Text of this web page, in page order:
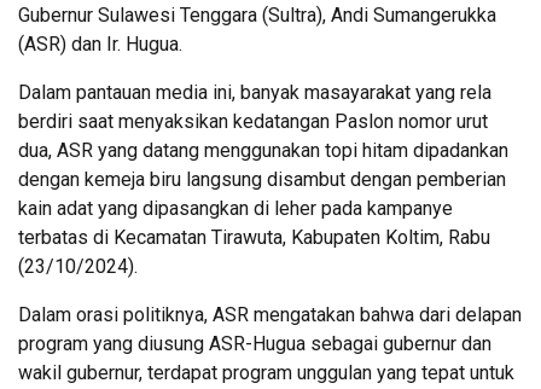
Gubernur Sulawesi Tenggara (Sultra), Andi Sumangerukka
(ASR) dan Ir. Hugua.
Dalam pantauan media ini, banyak masayarakat yang rela
berdiri saat menyaksikan kedatangan Paslon nomor urut
dua, ASR yang datang menggunakan topi hitam dipadankan
dengan kemeja biru langsung disambut dengan pemberian
kain adat yang dipasangkan di leher pada kampanye
terbatas di Kecamatan Tirawuta, Kabupaten Koltim, Rabu
(23/10/2024).
Dalam orasi politiknya, ASR mengatakan bahwa dari delapan
program yang diusung ASR-Hugua sebagai gubernur dan
wakil gubernur, terdapat program unggulan yang tepat untuk